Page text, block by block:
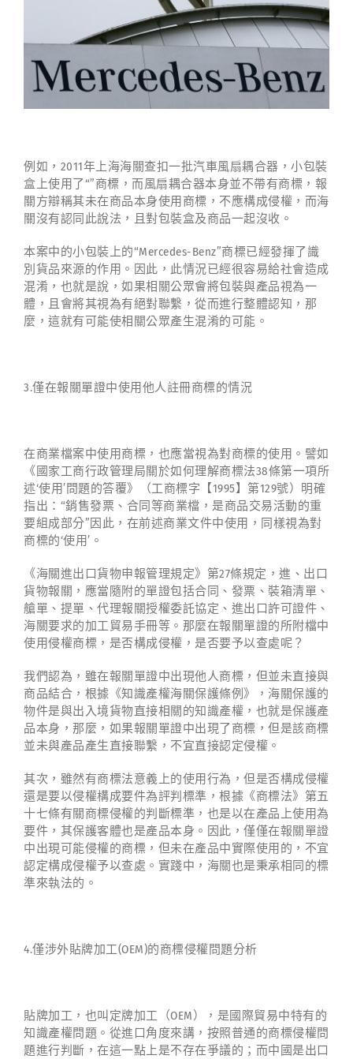
例如，2011年上海海關查扣一批汽車風扇耦合器，小包裝
盒上使用了“”商標，而風扇耦合器本身並不帶有商標，報
關方辯稱其未在商品本身使用商標，不應構成侵權，而海
關沒有認同此說法，且對包裝盒及商品一起沒收。
本案中的小包裝上的“Mercedes-Benz”商標已經發揮了識
別貨品來源的作用。因此，此情況已經很容易給社會造成
混淆，也就是說，如果相關公眾會將包裝與產品視為一
體，且會將其視為有絕對聯繫，從而進行整體認知，那
麼，這就有可能使相關公眾產生混淆的可能。
3.僅在報關單證中使用他人註冊商標的情況
在商業檔案中使用商標，也應當視為對商標的使用。譬如
《國家工商行政管理局關於如何理解商標法38條第一項所
述‘使用’問題的答覆》（工商標字【1995】第129號）明確
指出：“銷售發票、合同等商業檔，是商品交易活動的重
要組成部分”因此，在前述商業文件中使用，同樣視為對
商標的‘使用’。
《海關進出口貨物申報管理規定》第27條規定，進、出口
貨物報關，應當隨附的單證包括合同、發票、裝箱清單、
艙單、提單、代理報關授權委託協定、進出口許可證件、
海關要求的加工貿易手冊等。那麼在報關單證的所附檔中
使用侵權商標，是否構成侵權，是否要予以查處呢？
我們認為，雖在報關單證中出現他人商標，但並未直接與
商品結合，根據《知識產權海關保護條例》，海關保護的
物件是與出入境貨物直接相關的知識產權，也就是保護產
品本身，那麼，如果報關單證中出現了商標，但是該商標
並未與產品產生直接聯繫，不宜直接認定侵權。
其次，雖然有商標法意義上的使用行為，但是否構成侵權
還是要以侵權構成要件為評判標準，根據《商標法》第五
十七條有關商標侵權的判斷標準，也是以在產品上使用為
要件，其保護客體也是產品本身。因此，僅僅在報關單證
中出現可能侵權的商標，但未在產品中實際使用的，不宜
認定構成侵權予以查處。實踐中，海關也是秉承相同的標
準來執法的。
4.僅涉外貼牌加工(OEM)的商標侵權問題分析
貼牌加工，也叫定牌加工（OEM），是國際貿易中特有的
知識產權問題。從進口角度來講，按照普通的商標侵權問
題進行判斷，在這一點上是不存在爭議的；而中國是出口